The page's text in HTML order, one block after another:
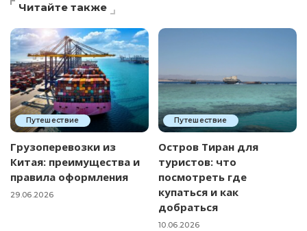
Читайте также
Путешествие
Грузоперевозки из
Китая: преимущества и
правила оформления
29.06.2026
Путешествие
Остров Тиран для
туристов: что
посмотреть где
купаться и как
добраться
10.06.2026